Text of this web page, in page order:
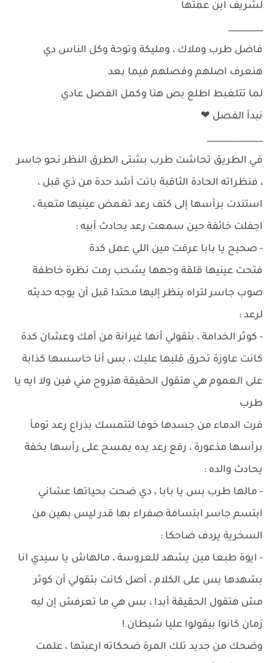
لشريف ابن عمتها
________
فاضل طرب وملاك ، ومليكة وتوحة وكل الناس دي
هنعرف اصلهم وفصلهم فيما بعد
لما تتلغبط اطلع بص هنا وكمل الفصل عادي
نبدأ الفصل ❤
_____________
في الطريق تحاشت طرب بشتى الطرق النظر نحو جاسر
، فنظراته الحادة الثاقبة باتت أشد حدة من ذي قبل ،
استندت برأسها إلى كتف رعد تغمض عينيها متعبة ،
اجفلت خائفة حين سمعت رعد يحادث أبيه :
- صحيح يا بابا عرفت مين اللي عمل كدة
فتحت عينيها قلقة وجهها يشحب رمت نظرة خاطفة
صوب جاسر لتراه ينظر إليها محتدا قبل أن يوجه حديثه
لرعد :
- كوثر الخدامة ، بتقولي أنها غيرانة من أمك وعشان كدة
كانت عاوزة تحرق قلبها عليك ، بس أنا حاسسها كذابة
على العموم هي هتقول الحقيقة هتروح مني فين ولا ايه يا
طرب
فرت الدماء من جسدها خوفا لتتمسك بذراع رعد تومأ
برأسها مذعورة ، رفع رعد يده يمسح على رأسها بخفة
يحادث والده :
- مالها طرب بس يا بابا ، دي ضحت بحياتها عشاني
ابتسم جاسر ابتسامة صفراء بها قدر ليس بهين من
السخرية يردف ضاحكا :
- ايوة طبعا مين يشهد للعروسة ، مالهاش يا سيدي انا
بشهدها بس على الكلام ، أصل كانت بتقولي أن كوثر
مش هتقول الحقيقة أبدا ، بس هي ما تعرفش إن ليه
زمان كانوا بيقولوا عليا شيطان !
وضحك من جديد تلك المرة ضحكاته ارعبتها ، علمت